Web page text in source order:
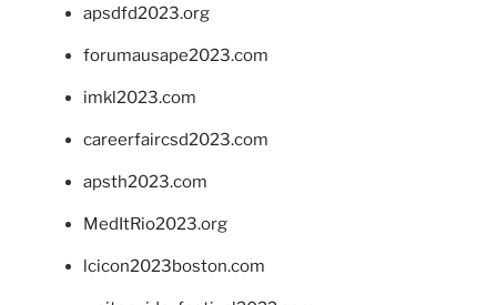
apsdfd2023.org
forumausape2023.com
imkl2023.com
careerfaircsd2023.com
apsth2023.com
MedItRio2023.org
lcicon2023boston.com